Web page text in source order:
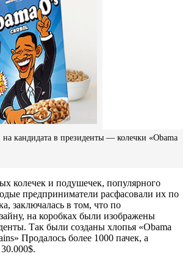
на кандидата в президенты — колечки «Obama
колечек и подушечек, популярного
предприниматели расфасовали их по
заключалась в том, что по
на коробках были изображены
Так были созданы хлопья «Obama
Продалось более 1000 пачек, а